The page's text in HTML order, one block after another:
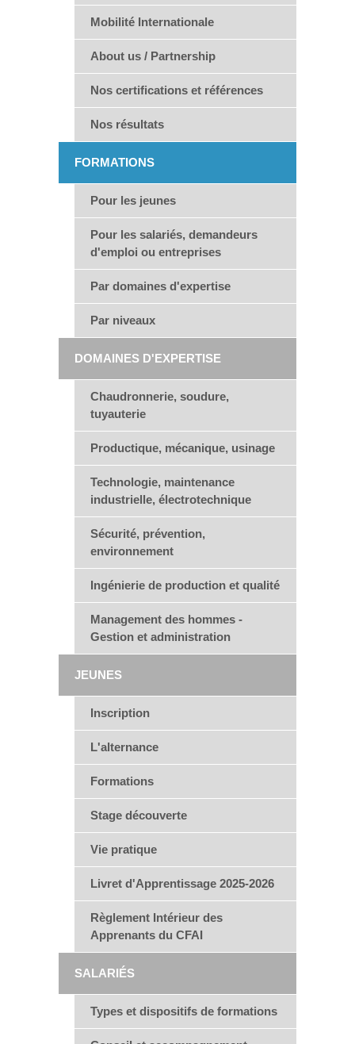
Mobilité Internationale
About us / Partnership
Nos certifications et références
Nos résultats
FORMATIONS
Pour les jeunes
Pour les salariés, demandeurs
d'emploi ou entreprises
Par domaines d'expertise
Par niveaux
DOMAINES D'EXPERTISE
Chaudronnerie, soudure,
tuyauterie
Productique, mécanique, usinage
Technologie, maintenance
industrielle, électrotechnique
Sécurité, prévention,
environnement
Ingénierie de production et qualité
Management des hommes -
Gestion et administration
JEUNES
Inscription
L'alternance
Formations
Stage découverte
Vie pratique
Livret d'Apprentissage 2025-2026
Règlement Intérieur des
Apprenants du CFAI
SALARIÉS
Types et dispositifs de formations